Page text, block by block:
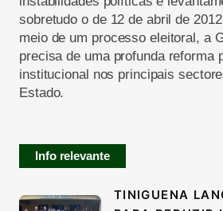
sobretudo o de 12 de abril de
meio de um processo eleitoral, a
precisa de uma profunda reforma
institucional nos principais
Estado.
Info relevante
TINIGUENA